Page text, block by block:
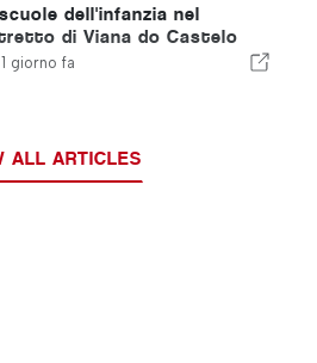
dell'infanzia nel
di Viana do Castelo
chiuderanno
1 giorno fa
ALL ARTICLES